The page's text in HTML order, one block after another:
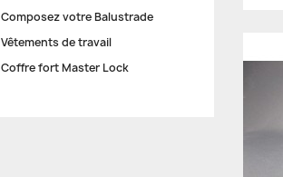
Composez votre Balustrade
Vêtements de travail
Coffre fort Master Lock